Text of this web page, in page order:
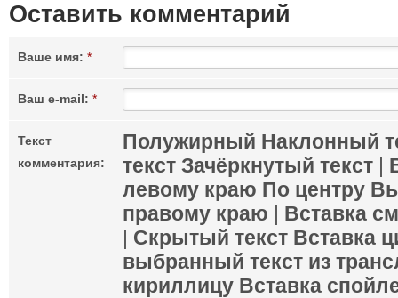
Оставить комментарий
Ваше имя: *
Ваш e-mail: *
Текст
комментария:
Полужирный Наклонный
текст Зачёркнутый текст |
левому краю По центру
правому краю | Вставка
| Скрытый текст Вставка
выбранный текст из
кириллицу Вставка